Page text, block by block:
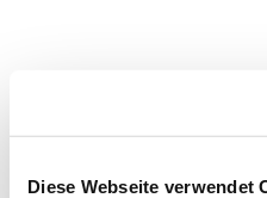
Diese Webseite verwendet
Dies